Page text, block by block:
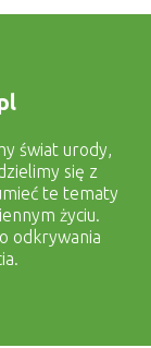
świat urody,
się z
te tematy
życiu.
odkrywania